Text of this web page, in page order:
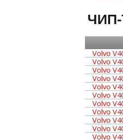
ЧИП-
Volvo
Volvo
Volvo
Volvo
Volvo
Volvo
Volvo
Volvo
Volvo
Volvo
Volvo